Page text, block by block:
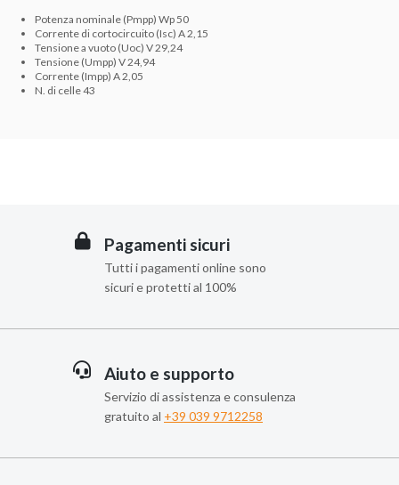
Potenza nominale (Pmpp) Wp 50
Corrente di cortocircuito (Isc) A 2,15
Tensione a vuoto (Uoc) V 29,24
Tensione (Umpp) V 24,94
Corrente (Impp) A 2,05
N. di celle 43
Pagamenti sicuri
Tutti i pagamenti online sono
sicuri e protetti al 100%
Aiuto e supporto
Servizio di assistenza e consulenza
gratuito al +39 039 9712258